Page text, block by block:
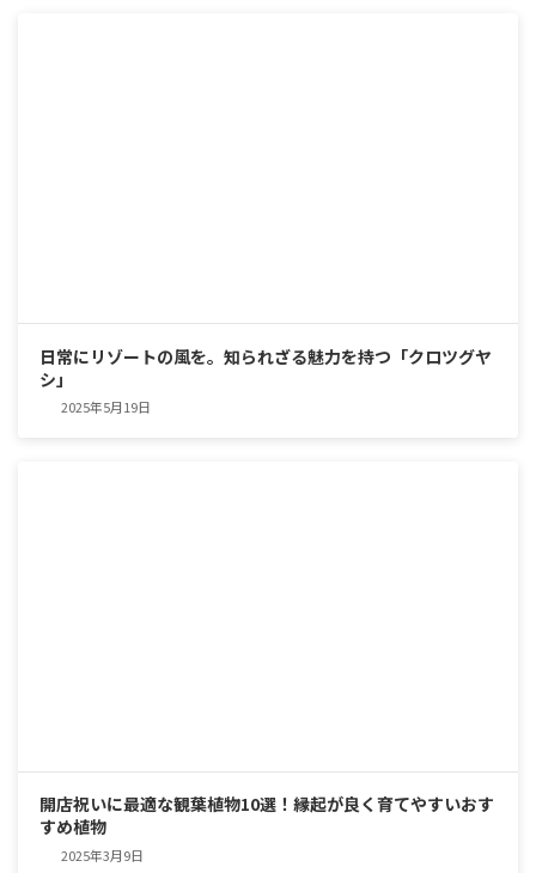
日常にリゾートの風を。知られざる魅力を持つ「クロツグヤ
シ」
2025年5月19日
開店祝いに最適な観葉植物10選！縁起が良く育てやすいおす
すめ植物
2025年3月9日